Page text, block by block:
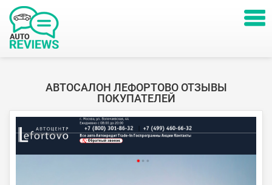
АВТОСАЛОН ЛЕФОРТОВО ОТЗЫВЫ
ПОКУПАТЕЛЕЙ